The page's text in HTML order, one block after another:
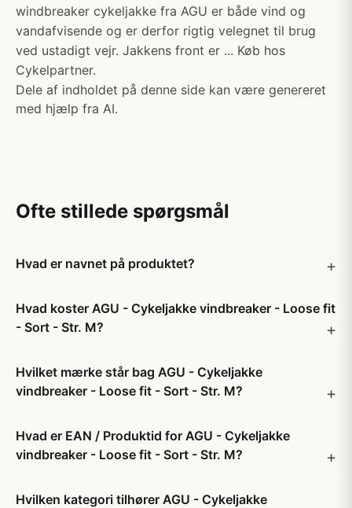
windbreaker cykeljakke fra AGU er både vind og
vandafvisende og er derfor rigtig velegnet til brug
ved ustadigt vejr. Jakkens front er ... Køb hos
Cykelpartner.
Dele af indholdet på denne side kan være genereret
med hjælp fra AI.
Ofte stillede spørgsmål
Hvad er navnet på produktet?
Hvad koster AGU - Cykeljakke vindbreaker - Loose fit
- Sort - Str. M?
Hvilket mærke står bag AGU - Cykeljakke
vindbreaker - Loose fit - Sort - Str. M?
Hvad er EAN / Produktid for AGU - Cykeljakke
vindbreaker - Loose fit - Sort - Str. M?
Hvilken kategori tilhører AGU - Cykeljakke